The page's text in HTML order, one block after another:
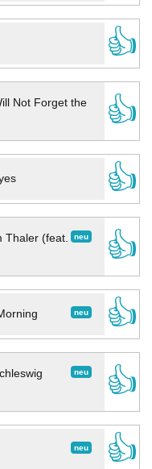
👍
Not Forget the
👍
👍
neu
Thaler (feat.
👍
neu
👍
neu
👍
neu
👍